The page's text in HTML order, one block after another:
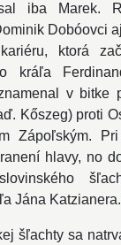
iba Marek.
Dobóovci
ktorá
kráľa
v bitke
Kőszeg) proti
Zápoľským.
hlavy, no
Jána Katzianera.
šľachty sa